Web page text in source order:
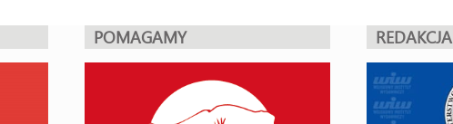
POMAGAMY REDAKCJA